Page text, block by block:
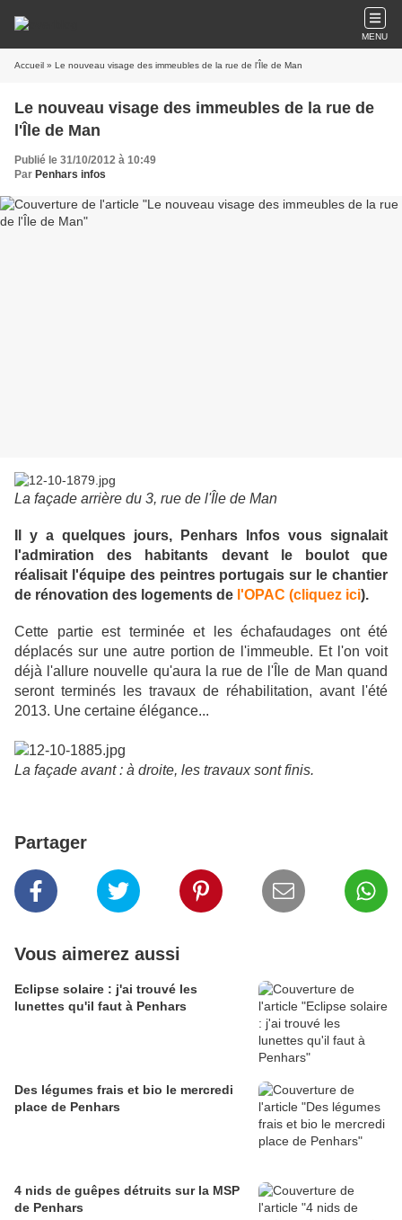
MENU
Accueil » Le nouveau visage des immeubles de la rue de l'Île de Man
Le nouveau visage des immeubles de la rue de
l'Île de Man
Publié le 31/10/2012 à 10:49
Par Penhars infos
La façade arrière du 3, rue de l'Île de Man
Il y a quelques jours, Penhars Infos vous signalait
l'admiration des habitants devant le boulot que
réalisait l'équipe des peintres portugais sur le chantier
de rénovation des logements de l'OPAC (cliquez ici).
Cette partie est terminée et les échafaudages ont été
déplacés sur une autre portion de l'immeuble. Et l'on voit
déjà l'allure nouvelle qu'aura la rue de l'Île de Man quand
seront terminés les travaux de réhabilitation, avant l'été
2013. Une certaine élégance...
La façade avant : à droite, les travaux sont finis.
Partager
Vous aimerez aussi
Eclipse solaire : j'ai trouvé les
lunettes qu'il faut à Penhars
Des légumes frais et bio le mercredi
place de Penhars
4 nids de guêpes détruits sur la MSP
de Penhars